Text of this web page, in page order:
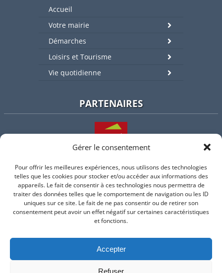
Gérer le consentement
Pour offrir les meilleures expériences, nous utilisons des technologies
telles que les cookies pour stocker et/ou accéder aux informations des
appareils. Le fait de consentir à ces technologies nous permettra de
traiter des données telles que le comportement de navigation ou les ID
uniques sur ce site. Le fait de ne pas consentir ou de retirer son
consentement peut avoir un effet négatif sur certaines caractéristiques
et fonctions.
Accepter
Refuser
Accueil
Votre mairie
Démarches
Loisirs et Tourisme
Vie quotidienne
PARTENAIRES
L'intercommunalité
Intramuros
Suivez-nous sur Facebook